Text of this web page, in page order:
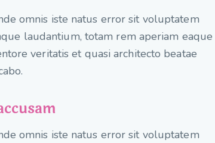
omnis iste natus error sit voluptatem
laudantium, totam rem aperiam eaque
veritatis et quasi architecto beatae
omnis iste natus error sit voluptatem